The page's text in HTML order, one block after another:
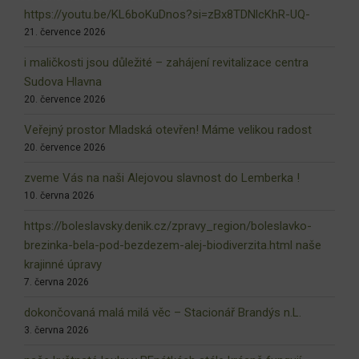
https://youtu.be/KL6boKuDnos?si=zBx8TDNlcKhR-UQ-
21. července 2026
i maličkosti jsou důležité – zahájení revitalizace centra
Sudova Hlavna
20. července 2026
Veřejný prostor Mladská otevřen! Máme velikou radost
20. července 2026
zveme Vás na naši Alejovou slavnost do Lemberka !
10. června 2026
https://boleslavsky.denik.cz/zpravy_region/boleslavko-
brezinka-bela-pod-bezdezem-alej-biodiverzita.html naše
krajinné úpravy
7. června 2026
dokončovaná malá milá věc – Stacionář Brandýs n.L.
3. června 2026